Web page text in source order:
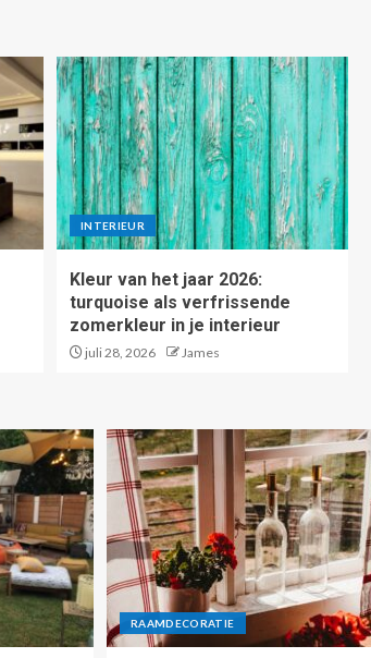
INTERIEUR
Kleur van het jaar 2026:
turquoise als verfrissende
zomerkleur in je interieur
juli 28, 2026 James
RAAMDECORATIE